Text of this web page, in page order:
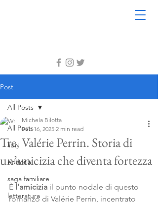
Post
All Posts
libri
editoria
saga familiare
letteratura
All Posts
Tre, Valérie Perrin. Storia di
un’amicizia che diventa fortezza
Michela Bilotta
Feb 16, 2025 2 min read
È l’amicizia il punto nodale di questo
romanzo di Valérie Perrin, incentrato